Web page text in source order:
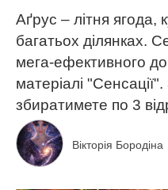
Аґрус – літня ягода,
багатьох ділянках.
мега-ефективного
матеріалі
збиратимете по 3
Вікторія Бородіна